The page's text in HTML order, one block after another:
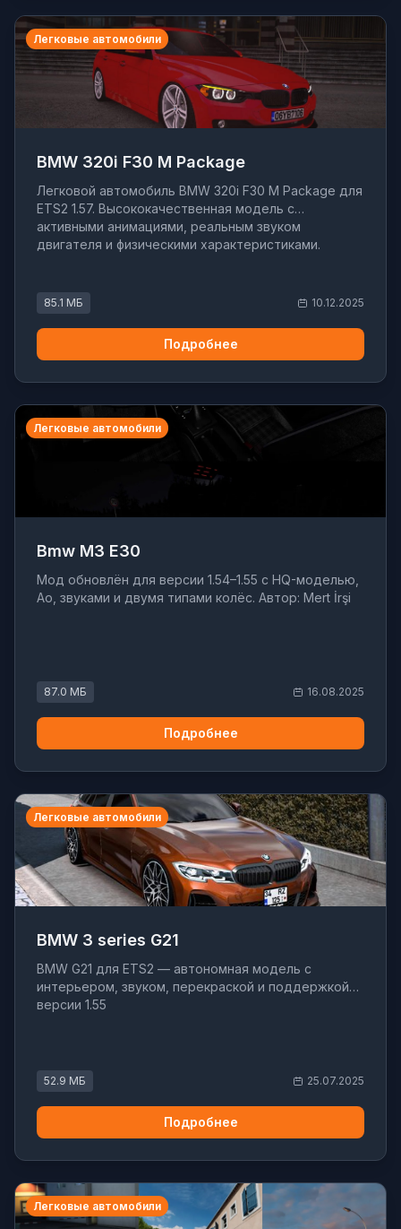
Легковые автомобили
BMW 320i F30 M Package
Легковой автомобиль BMW 320i F30 M Package для
ETS2 1.57. Высококачественная модель с
активными анимациями, реальным звуком
двигателя и физическими характеристиками.
85.1 МБ 10.12.2025
Подробнее
Легковые автомобили
Bmw M3 E30
Мод обновлён для версии 1.54–1.55 с HQ-моделью,
Ao, звуками и двумя типами колёс. Автор: Mert İrşi
87.0 МБ 16.08.2025
Подробнее
Легковые автомобили
BMW 3 series G21
BMW G21 для ETS2 — автономная модель с
интерьером, звуком, перекраской и поддержкой
версии 1.55
52.9 МБ 25.07.2025
Подробнее
Легковые автомобили